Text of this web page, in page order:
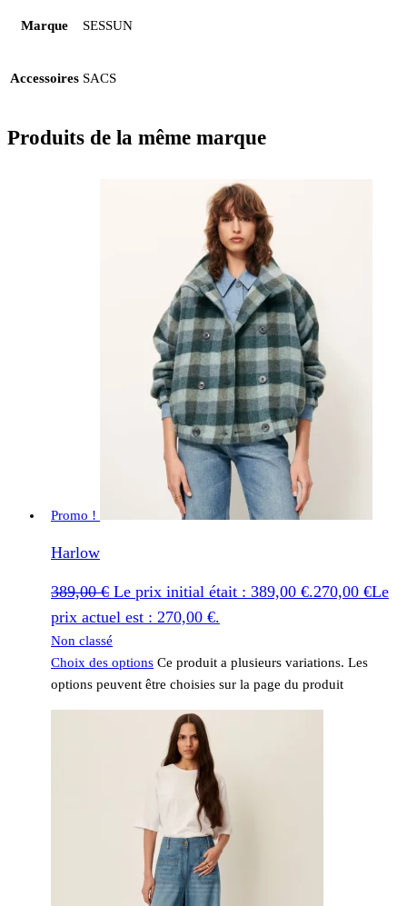
Marque SESSUN
Accessoires SACS
Produits de la même marque
Promo !
Harlow
389,00€ Le prix initial était : 389,00 €.270,00 €Le
prix actuel est : 270,00 €.
Non classé
Choix des options Ce produit a plusieurs variations. Les
options peuvent être choisies sur la page du produit